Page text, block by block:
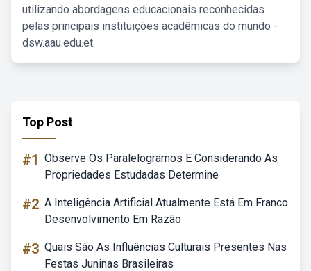
utilizando abordagens educacionais reconhecidas
pelas principais instituições acadêmicas do mundo -
dsw.aau.edu.et.
Top Post
#1 Observe Os Paralelogramos E Considerando As
Propriedades Estudadas Determine
#2 A Inteligência Artificial Atualmente Está Em Franco
Desenvolvimento Em Razão
#3 Quais São As Influências Culturais Presentes Nas
Festas Juninas Brasileiras